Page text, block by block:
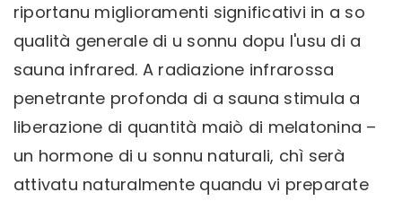
riportanu miglioramenti significativi in ​​a so
qualità generale di u sonnu dopu l'usu di a
sauna infrared. A radiazione infrarossa
penetrante profonda di a sauna stimula a
liberazione di quantità maiò di melatonina –
un hormone di u sonnu naturali, chì serà
attivatu naturalmente quandu vi preparate